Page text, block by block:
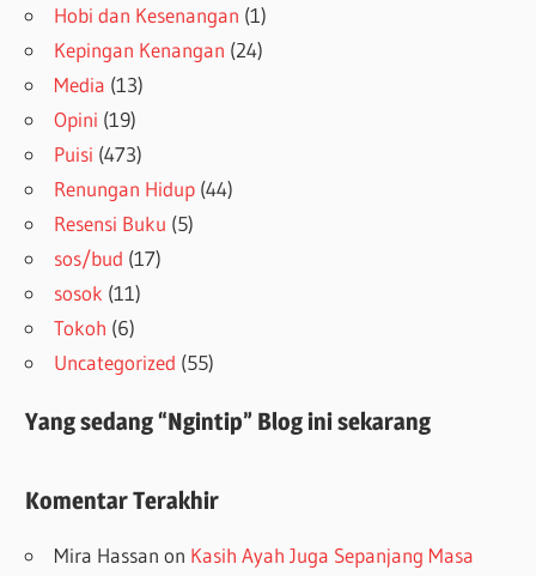
Hobi dan Kesenangan (1)
Kepingan Kenangan (24)
Media (13)
Opini (19)
Puisi (473)
Renungan Hidup (44)
Resensi Buku (5)
sos/bud (17)
sosok (11)
Tokoh (6)
Uncategorized (55)
Yang sedang “Ngintip” Blog ini sekarang
Komentar Terakhir
Mira Hassan on Kasih Ayah Juga Sepanjang Masa